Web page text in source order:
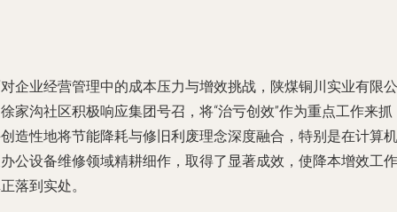
企业经营管理中的成本压力与增效挑战，陕煤铜川实业有限公
家沟社区积极响应集团号召，将“治亏创效”作为重点工作来抓
造性地将节能降耗与修旧利废理念深度融合，特别是在计算机
公设备维修领域精耕细作，取得了显著成效，使降本增效工作
落到实处。